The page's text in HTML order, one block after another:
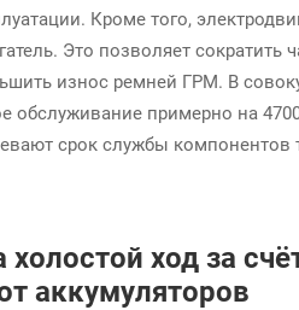
Кроме того,
Это позволяет
износ ремней ГРМ. В
обслуживание примерно на
срок службы
ход за
аккумуляторов